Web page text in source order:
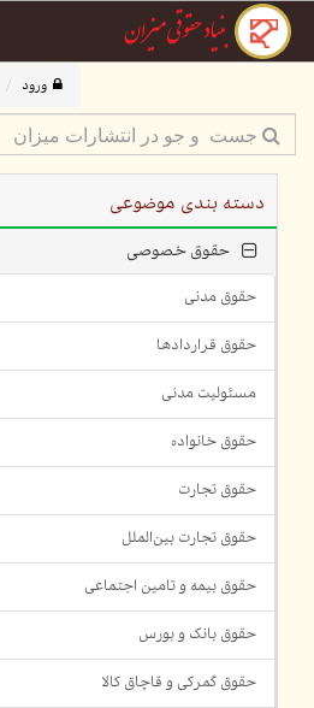
ورود
دسته بندی موضوعی
حقوق خصوصی
حقوق مدنی
حقوق قراردادها
مسئولیت مدنی
حقوق خانواده
حقوق تجارت
حقوق تجارت بین‌الملل
حقوق بیمه و تامین اجتماعی
حقوق بانک و بورس
حقوق گمرکی و قاچاق کالا